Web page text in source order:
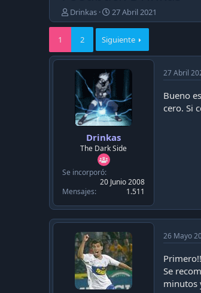
E
m
z
m
Drinkas
F
e
h
a
e
p
u
b
l
i
c
a
ó
27 Abril 2021
1 2 Siguiente
Drinkas
The Dark Side
Se incorporó
20 Junio 2008
Mensajes
1.511
27 Abril
Bueno
cero. Si
26 Mayo
Primero!!
Se
minutos